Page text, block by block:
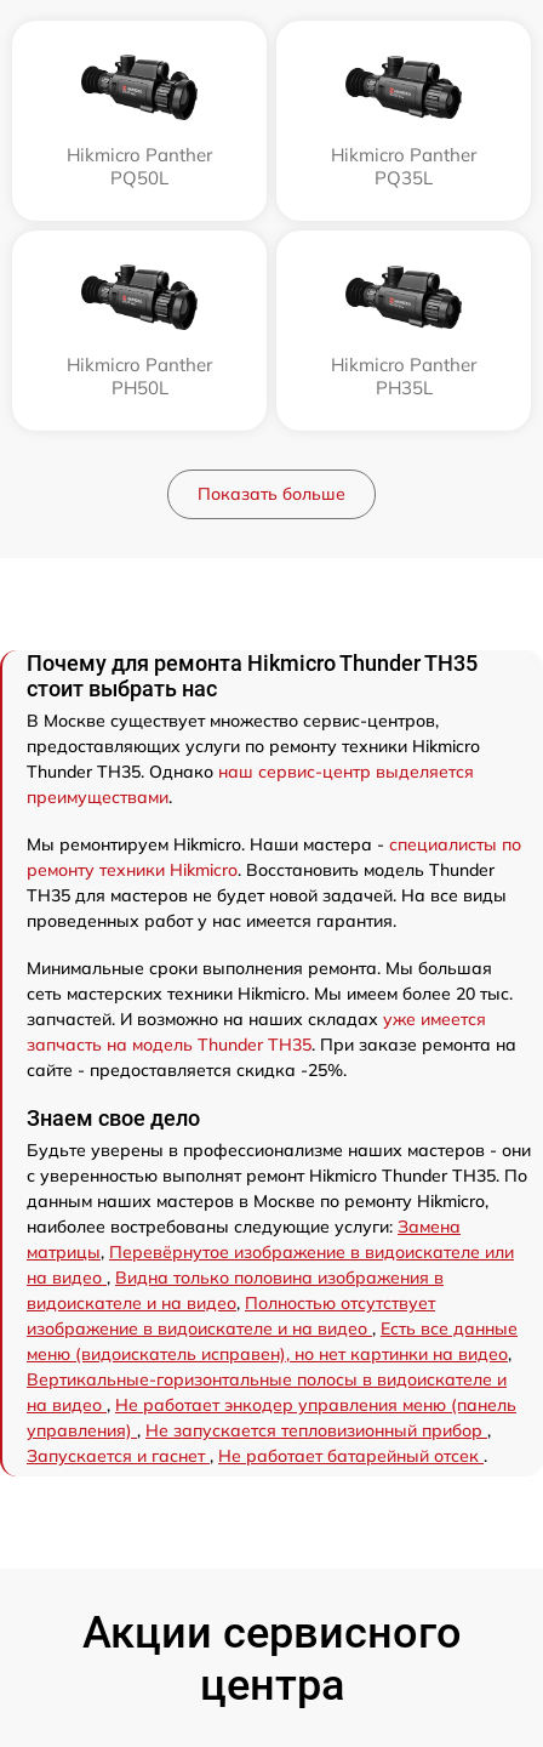
Hikmicro Panther
PQ50L
Hikmicro Panther
PQ35L
Hikmicro Panther
PH50L
Hikmicro Panther
PH35L
Показать больше
Почему для ремонта Hikmicro Thunder TH35
стоит выбрать нас
В Москве существует множество сервис-центров,
предоставляющих услуги по ремонту техники Hikmicro
Thunder TH35. Однако наш сервис-центр выделяется
преимуществами.
Мы ремонтируем Hikmicro. Наши мастера - специалисты по
ремонту техники Hikmicro. Восстановить модель Thunder
TH35 для мастеров не будет новой задачей. На все виды
проведенных работ у нас имеется гарантия.
Минимальные сроки выполнения ремонта. Мы большая
сеть мастерских техники Hikmicro. Мы имеем более 20 тыс.
запчастей. И возможно на наших складах уже имеется
запчасть на модель Thunder TH35. При заказе ремонта на
сайте - предоставляется скидка -25%.
Знаем свое дело
Будьте уверены в профессионализме наших мастеров - они
с уверенностью выполнят ремонт Hikmicro Thunder TH35. По
данным наших мастеров в Москве по ремонту Hikmicro,
наиболее востребованы следующие услуги: Замена
матрицы, Перевёрнутое изображение в видоискателе или
на видео , Видна только половина изображения в
видоискателе и на видео, Полностью отсутствует
изображение в видоискателе и на видео , Есть все данные
меню (видоискатель исправен), но нет картинки на видео,
Вертикальные-горизонтальные полосы в видоискателе и
на видео , Не работает энкодер управления меню (панель
управления) , Не запускается тепловизионный прибор ,
Запускается и гаснет , Не работает батарейный отсек .
Акции сервисного
центра